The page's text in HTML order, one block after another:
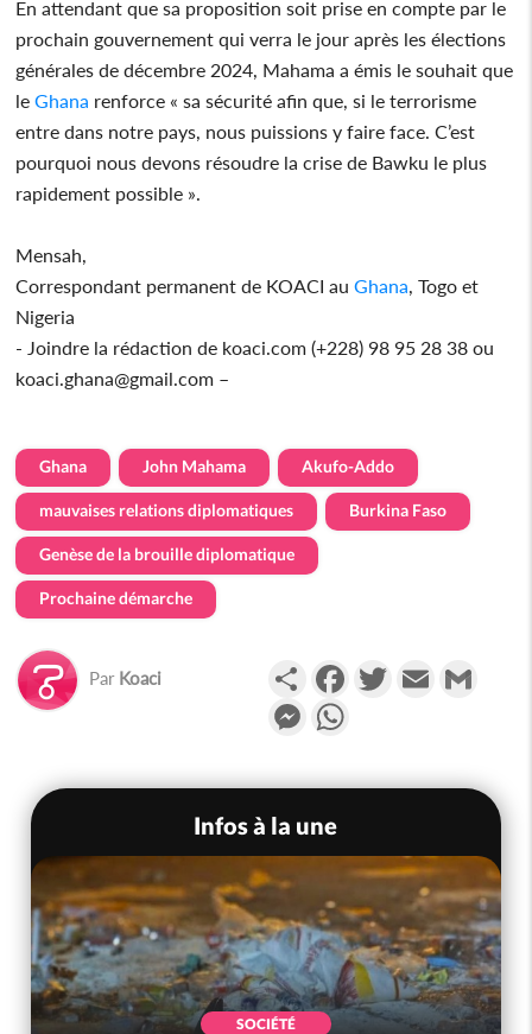
En attendant que sa proposition soit prise en compte par le
prochain gouvernement qui verra le jour après les élections
générales de décembre 2024, Mahama a émis le souhait que
leGhana renforce « sa sécurité afin que, si le terrorisme
entre dans notre pays, nous puissions y faire face. C’est
pourquoi nous devons résoudre la crise de Bawku le plus
rapidement possible ».
Mensah,
Correspondant permanent de KOACI auGhana, Togo et
Nigeria
- Joindre la rédaction de koaci.com (+228) 98 95 28 38 ou
koaci.ghana@gmail.com –
Ghana John Mahama Akufo-Addo
mauvaises relations diplomatiques Burkina Faso
Genèse de la brouille diplomatique
Prochaine démarche
Par Koaci PartagerFacebookTwitterEmail
Messenger
Infos à la une
SOCIÉTÉ